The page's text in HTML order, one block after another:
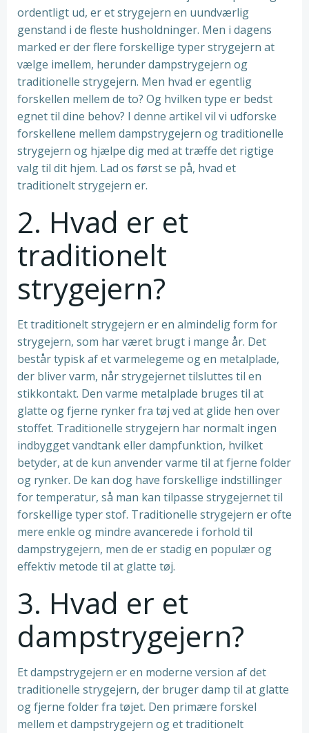
ordentligt ud, er et strygejern en uundværlig
genstand i de fleste husholdninger. Men i dagens
marked er der flere forskellige typer strygejern at
vælge imellem, herunder dampstrygejern og
traditionelle strygejern. Men hvad er egentlig
forskellen mellem de to? Og hvilken type er bedst
egnet til dine behov? I denne artikel vil vi udforske
forskellene mellem dampstrygejern og traditionelle
strygejern og hjælpe dig med at træffe det rigtige
valg til dit hjem. Lad os først se på, hvad et
traditionelt strygejern er.
2. Hvad er et
traditionelt
strygejern?
Et traditionelt strygejern er en almindelig form for
strygejern, som har været brugt i mange år. Det
består typisk af et varmelegeme og en metalplade,
der bliver varm, når strygejernet tilsluttes til en
stikkontakt. Den varme metalplade bruges til at
glatte og fjerne rynker fra tøj ved at glide hen over
stoffet. Traditionelle strygejern har normalt ingen
indbygget vandtank eller dampfunktion, hvilket
betyder, at de kun anvender varme til at fjerne folder
og rynker. De kan dog have forskellige indstillinger
for temperatur, så man kan tilpasse strygejernet til
forskellige typer stof. Traditionelle strygejern er ofte
mere enkle og mindre avancerede i forhold til
dampstrygejern, men de er stadig en populær og
effektiv metode til at glatte tøj.
3. Hvad er et
dampstrygejern?
Et dampstrygejern er en moderne version af det
traditionelle strygejern, der bruger damp til at glatte
og fjerne folder fra tøjet. Den primære forskel
mellem et dampstrygejern og et traditionelt